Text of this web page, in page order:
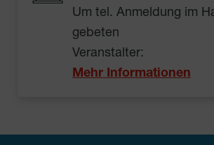
Um tel. Anmeldung im
gebeten
Veranstalter:
Mehr Informationen